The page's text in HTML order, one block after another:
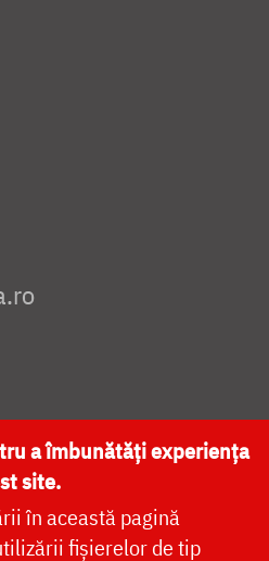
CATEDRALA NAȚIONALĂ
a îmbunătăți experiența
site.
în această pagină
fișierelor de tip